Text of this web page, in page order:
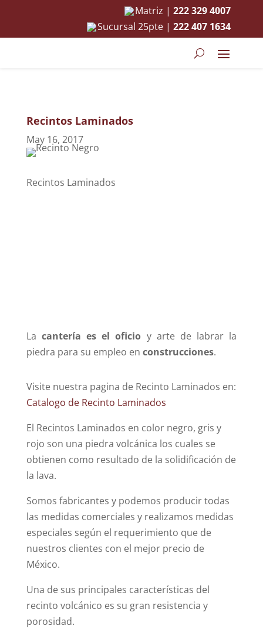
Matriz | 222 329 4007
Sucursal 25pte | 222 407 1634
Recintos Laminados
May 16, 2017
Recintos Laminados
La cantería es el oficio y arte de labrar la
piedra para su empleo en construcciones.
Visite nuestra pagina de Recinto Laminados en:
Catalogo de Recinto Laminados
El Recintos Laminados en color negro, gris y
rojo son una piedra volcánica los cuales se
obtienen como resultado de la solidificación de
la lava.
Somos fabricantes y podemos producir todas
las medidas comerciales y realizamos medidas
especiales según el requerimiento que de
nuestros clientes con el mejor precio de
México.
Una de sus principales características del
recinto volcánico es su gran resistencia y
porosidad.